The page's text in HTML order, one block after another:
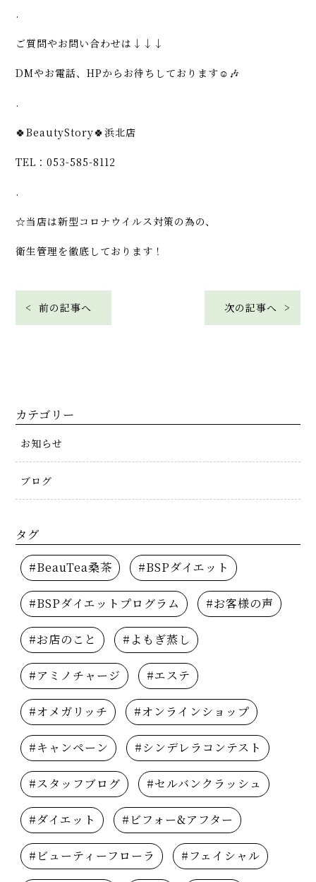
.
ご質問やお問い合わせは↓↓↓
DMやお電話、HPからお待ちしております☺️🎶
.
🍀BeautyStory🍀浜北店
TEL：053-585-8112
.
☆当店は新型コロナウイルス対策の為の、
衛生管理を徹底しております！
< 前の記事へ 次の記事へ >
カテゴリー
お知らせ
ブログ
タグ
#BeauTea桑茶 #BSPダイエット
#BSPダイエットプログラム #お客様の声
#お店のこと #よもぎ蒸し
#アミノチャージ #エステ
#オメガリッチ #オンラインショップ
#キャンペーン #シンデレラコンテスト
#スタッフブログ #セルバンクラッシュ
#ダイエット #ビフォー&アフター
#ビューティーフローラ #フェイシャル